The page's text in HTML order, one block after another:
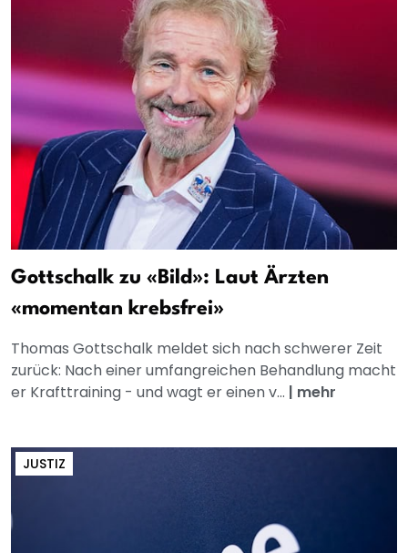
Gottschalk zu «Bild»: Laut Ärzten
«momentan krebsfrei»
Thomas Gottschalk meldet sich nach schwerer Zeit
zurück: Nach einer umfangreichen Behandlung macht
er Krafttraining - und wagt er einen v... | mehr
JUSTIZ